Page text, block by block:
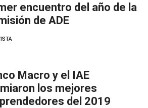
encuentro del año de la
de ADE
Macro y el IAE
los mejores
del 2019